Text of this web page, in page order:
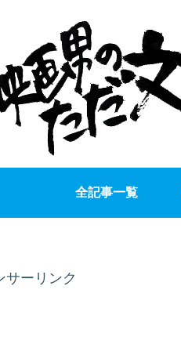
全記事一覧
サーリンク